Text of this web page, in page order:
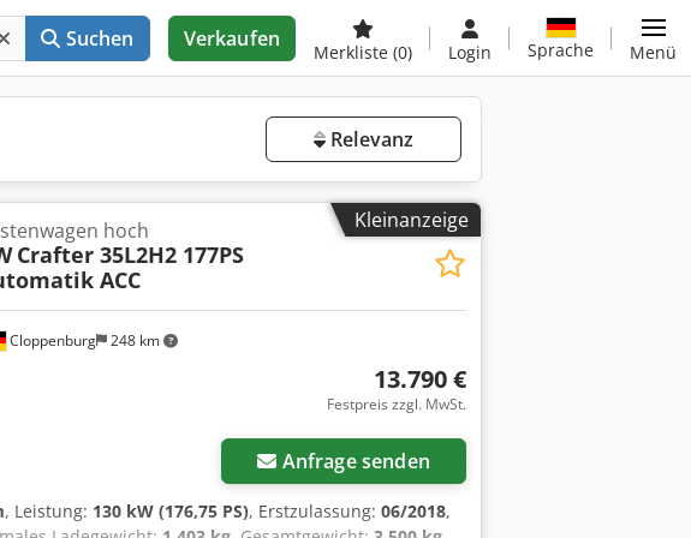
Suchen Verkaufen
Merkliste (0) Login Sprache Menü
Relevanz
Kleinanzeige
Cloppenburg 248 km
hoch
Crafter 35L2H2 177PS
ACC
13.790 €
Festpreis zzgl. MwSt.
Anfrage senden
, Leistung: 130 kW (176,75 PS), Erstzulassung: 06/2018,